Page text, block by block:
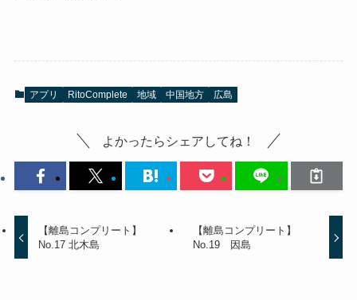
アプリ RitoComplete 地域 中国地方 広島
よかったらシェアしてね！
【離島コンプリート】
No.17 北木島
【離島コンプリート】
No.19 因島